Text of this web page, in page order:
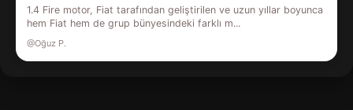
1.4 Fire motor, Fiat tarafından geliştirilen ve uzun yıllar boyunca
hem Fiat hem de grup bünyesindeki farklı m...
@Oğuz P.